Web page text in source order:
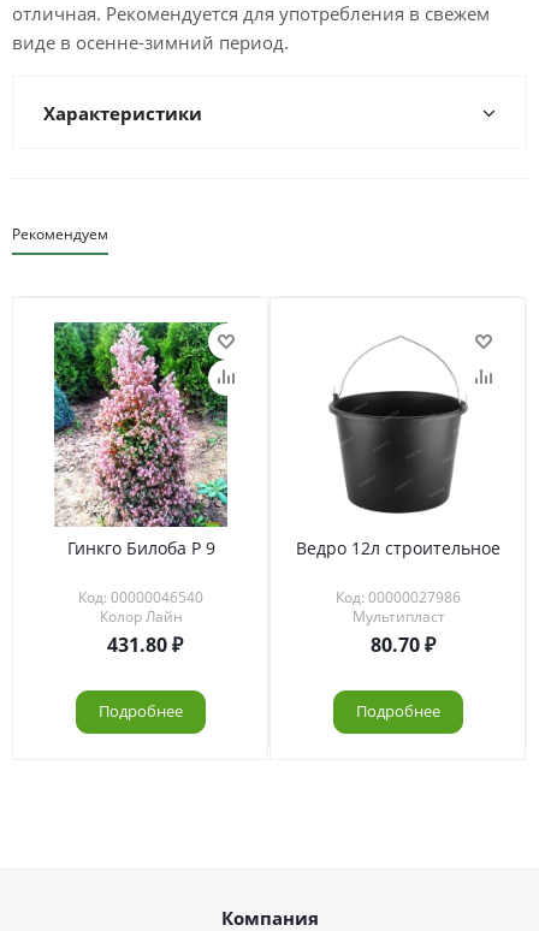
отличная. Рекомендуется для употребления в свежем
виде в осенне-зимний период.
Характеристики
Рекомендуем
Гинкго Билоба Р 9
Код: 00000046540
Колор Лайн
431.80
Подробнее
Ведро 12л строительное
Код: 00000027986
Мультипласт
80.70
Подробнее
Компания